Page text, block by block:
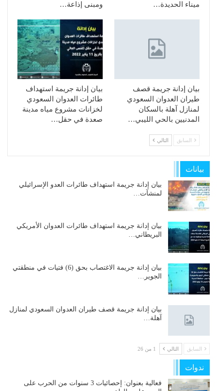
ميناء الحديدة…
ومبنى إذاعة…
بيان إدانة جريمة قصف
طيران العدوان السعودي
لمنازل آهلة بالسكان
المدنيين بالحي الليبي…
بيان إدانة جريمة استهداف
طائرات العدوان السعودي
لخزانات مشروع مياه مدينة
صعدة في حقل…
السابق التالي
بيانات
بيان إدانة جريمة استهداف طائرات العدو الإسرائيلي
لمنشآت…
بيان إدانة جريمة استهداف طائرات العدوان الأمريكي
البريطاني…
بيان إدانة جريمة الاغتصاب بحق (6) فتيات في منطقتي
الجوير…
بيان إدانة جريمة قصف طيران العدوان السعودي لمنازل
آهلة…
السابق التالي 1 من 26
ندوات
فعالية بعنوان: إحصائيات 3 سنوات من الحرب على